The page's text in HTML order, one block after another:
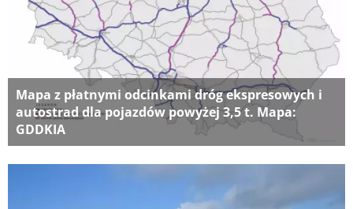
Mapa z płatnymi odcinkami dróg ekspresowych i
autostrad dla pojazdów powyżej 3,5 t. Mapa:
GDDKIA